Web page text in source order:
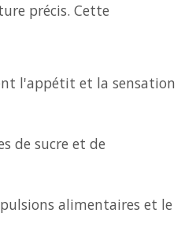
précis. Cette
l'appétit et la sensation
de sucre et de
alimentaires et le